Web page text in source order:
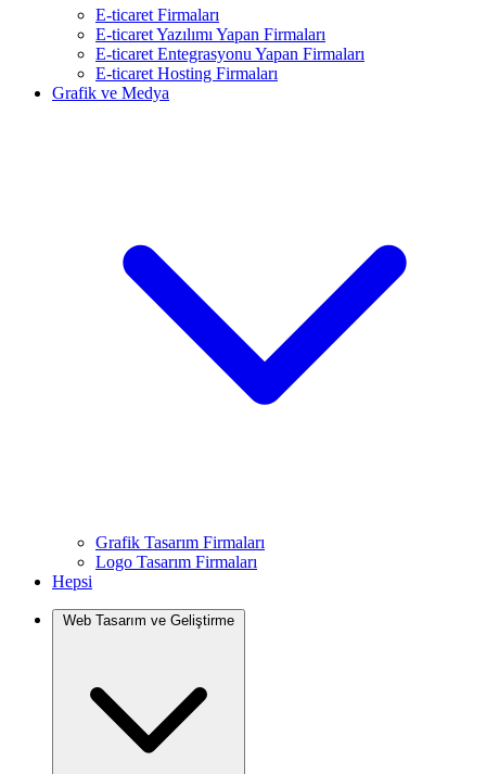
E-ticaret Firmaları
E-ticaret Yazılımı Yapan Firmaları
E-ticaret Entegrasyonu Yapan Firmaları
E-ticaret Hosting Firmaları
Grafik ve Medya
Grafik Tasarım Firmaları
Logo Tasarım Firmaları
Hepsi
Web Tasarım ve Geliştirme